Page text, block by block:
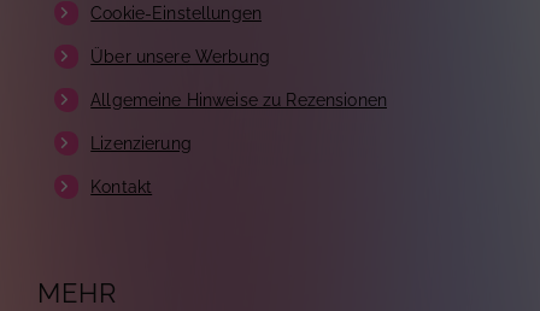
Cookie-Einstellungen
Über unsere Werbung
Allgemeine Hinweise zu Rezensionen
Lizenzierung
Kontakt
MEHR